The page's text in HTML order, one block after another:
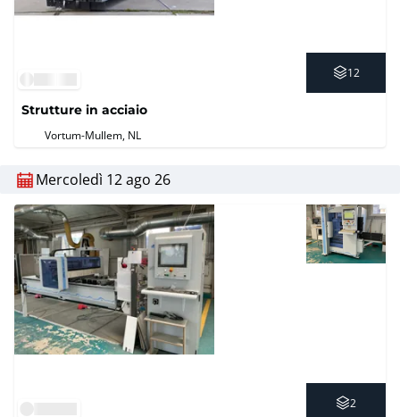
12
Strutture in acciaio
Vortum-Mullem, NL
Mercoledì 12 ago 26
2